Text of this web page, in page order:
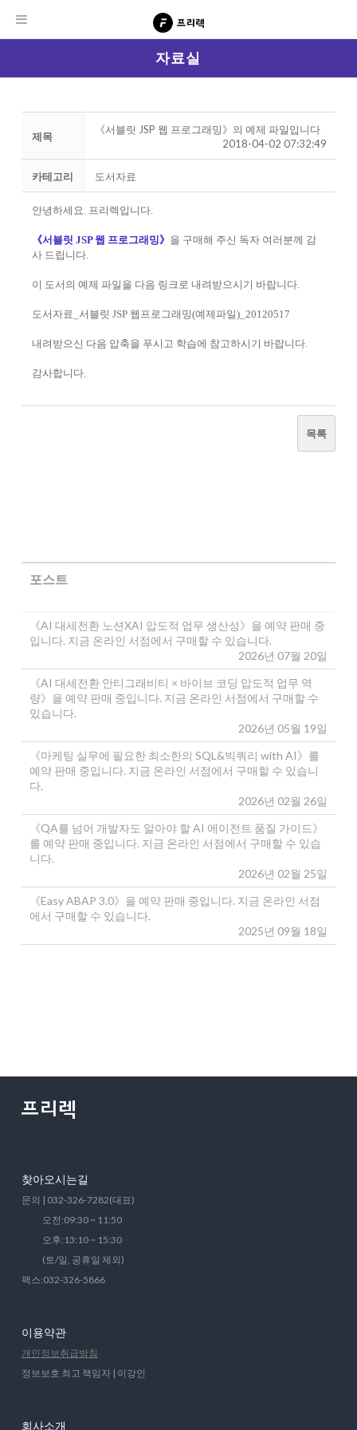
자료실
제목
《서블릿 JSP 웹 프로그래밍》의 예제 파일입니다
2018-04-02 07:32:49
카테고리 도서자료
안녕하세요. 프리렉입니다.
《서블릿 JSP 웹 프로그래밍》 을 구매해 주신 독자 여러분께 감
사 드립니다.
이 도서의 예제 파일을 다음 링크로 내려받으시기 바랍니다.
도서자료_서블릿 JSP 웹프로그래밍(예제파일)_20120517
내려받으신 다음 압축을 푸시고 학습에 참고하시기 바랍니다.
감사합니다.
목록
포스트
《AI 대세전환 노션XAI 압도적 업무 생산성》을 예약 판매 중
입니다. 지금 온라인 서점에서 구매할 수 있습니다.
2026년 07월 20일
《AI 대세전환 안티그래비티 × 바이브 코딩 압도적 업무 역
량》을 예약 판매 중입니다. 지금 온라인 서점에서 구매할 수
있습니다.
2026년 05월 19일
《마케팅 실무에 필요한 최소한의 SQL&빅쿼리 with AI》를
예약 판매 중입니다. 지금 온라인 서점에서 구매할 수 있습니
다.
2026년 02월 26일
《QA를 넘어 개발자도 알아야 할 AI 에이전트 품질 가이드》
를 예약 판매 중입니다. 지금 온라인 서점에서 구매할 수 있습
니다.
2026년 02월 25일
《Easy ABAP 3.0》을 예약 판매 중입니다. 지금 온라인 서점
에서 구매할 수 있습니다.
2025년 09월 18일
찾아오시는길
문의 | 032-326-7282(대표)
오전:09:30 ~ 11:50
오후:13:10 ~ 15:30
(토/일, 공휴일 제외)
팩스:032-326-5866
이용약관
개인정보취급방침
정보보호 최고 책임자 | 이강인
회사소개